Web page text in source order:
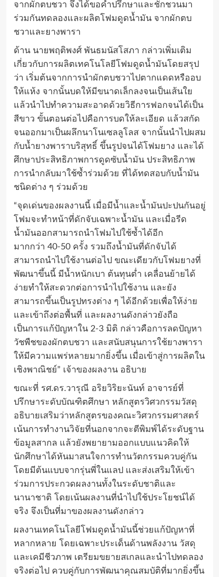
จากผักตบชวา จึงได้ขอคำปรึกษาและชักชวนมา
ร่วมกันทดลองและผลิตโฟมดูดน้ำมัน จากผักตบ
ชวาและยางพารา
ด้าน นายพฤติพงศ์ พันธมนัสโสภา กล่าวเพิ่มเติม
เกี่ยวกับการผลิตเทคโนโลยีโฟมดูดน้ำมันโดยสรุป
ว่า เริ่มต้นจากการนำผักตบชวาไปตากแดดหรืออบ
ให้แห้ง จากนั้นบดให้มีขนาดเล็กลงจนเป็นเส้นใย
แล้วนำไปทำความสะอาดด้วยวิธีการฟอกจนได้เป็น
สีขาว ขั้นตอนต่อไปคือการบดให้ละเอียด แล้วสกัด
จนออกมาเป็นผลึกนาโนเซลลูโลส จากนั้นนำไปผสม
กับน้ำยางพาราบริสุทธิ์ ขึ้นรูปจนได้โฟมยาง และได้
ศึกษาประสิทธิภาพการดูดซับน้ำมัน ประสิทธิภาพ
การนำกลับมาใช้ซ้ำร่วมด้วย ที่ได้ทดสอบกับน้ำมัน
ชนิดต่าง ๆ ร่วมด้วย
“จุดเด่นของผลงานนี้ เมื่อมีน้ำและน้ำมันปะปนกันอยู่
โฟมจะทำหน้าที่ดักจับเฉพาะน้ำมัน และเมื่อรีด
น้ำมันออกสามารถนำโฟมไปใช้ซ้ำได้อีก
มากกว่า 40-50 ครั้ง รวมถึงน้ำมันที่ดักจับได้
สามารถนำไปใช้งานต่อไป ขณะเดียวกับโฟมยางที่
พัฒนาขึ้นนี้ มีน้ำหนักเบา ต้นทุนต่ำ เคลื่อนย้ายได้
ง่ายทำให้สะดวกต่อการนำไปใช้งาน และยัง
สามารถขึ้นเป็นรูปทรงต่าง ๆ ได้อีกด้วยเพื่อให้ง่าย
และเข้าถึงต่อพื้นที่ และผลงานดังกล่าวยังถือ
เป็นการแก้ปัญหาใน 2-3 มิติ กล่าวคือการลดปัญหา
วัชพืชของผักตบชวา และสนับสนุนการใช้ยางพารา
ให้มีความแพร่หลายมากยิ่งขึ้น เมื่อเข้าสู่การผลิตใน
เชิงพาณิชย์” เจ้าของผลงาน อธิบาย
ขณะที่ รศ.ดร.วารุณี อริยวิริยะนันท์ อาจารย์ที่
ปรึกษาระดับบัณฑิตศึกษา หลักสูตรวิศวกรรมวัสดุ
อธิบายเสริมว่าหลักสูตรของคณะวิศวกรรมศาสตร์
เน้นการทำงานวิจัยที่นอกจากจะตีพิมพ์ได้ระดับฐาน
ข้อมูลสากล แล้วยังพยายามออกแบบแนวคิดให้
นักศึกษาได้หันมาสนใจการทำนวัตกรรมควบคู่กัน
โดยมีต้นแบบจากรุ่นพี่ในแลป และส่งเสริมให้เข้า
ร่วมการประกวดผลงานทั้งในระดับชาติและ
นานาชาติ โดยเน้นผลงานที่นำไปใช้ประโยชน์ได้
จริง จึงเป็นที่มาของผลงานดังกล่าว
ผลงานเทคโนโลยีโฟมดูดน้ำมันนี้ช่วยแก้ปัญหาที่
หลากหลาย โดยเฉพาะประเด็นด้านพลังงาน วัสดุ
และเคมีชีวภาพ เตรียมขยายสเกลและนำไปทดลอง
จริงต่อไป ควบคู่กับการพัฒนาคุณสมบัติที่มากยิ่งขึ้น